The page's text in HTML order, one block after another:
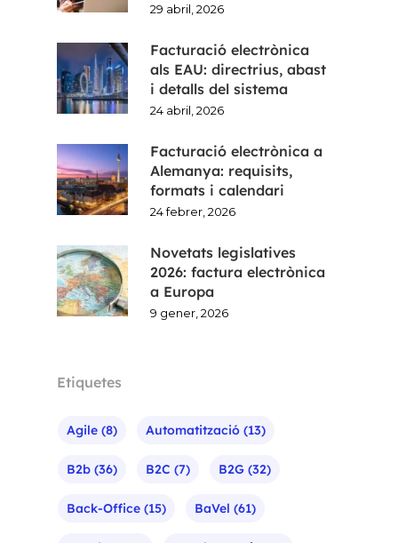
29 abril, 2026
Facturació electrònica
als EAU: directrius, abast
i detalls del sistema
24 abril, 2026
Facturació electrònica a
Alemanya: requisits,
formats i calendari
24 febrer, 2026
Novetats legislatives
2026: factura electrònica
a Europa
9 gener, 2026
Etiquetes
Agile (8) Automatització (13)
B2b (36) B2C (7) B2G (32)
Back-Office (15) BaVel (61)